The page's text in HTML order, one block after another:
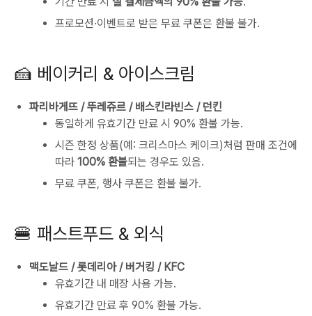
프로모션·이벤트로 받은 무료 쿠폰은 환불 불가.
🍰 베이커리 & 아이스크림
파리바게뜨 / 뚜레쥬르 / 배스킨라빈스 / 던킨
동일하게 유효기간 만료 시 90% 환불 가능.
시즌 한정 상품(예: 크리스마스 케이크)처럼 판매 조건에
따라 100% 환불되는 경우도 있음.
무료 쿠폰, 행사 쿠폰은 환불 불가.
🍔 패스트푸드 & 외식
맥도날드 / 롯데리아 / 버거킹 / KFC
유효기간 내 매장 사용 가능.
유효기간 만료 후 90% 환불 가능.